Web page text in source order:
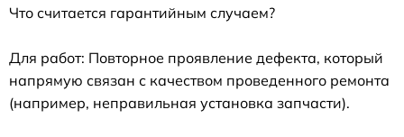
Что считается гарантийным случаем?
Для работ: Повторное проявление дефекта, который
напрямую связан с качеством проведенного ремонта
(например, неправильная установка запчасти).